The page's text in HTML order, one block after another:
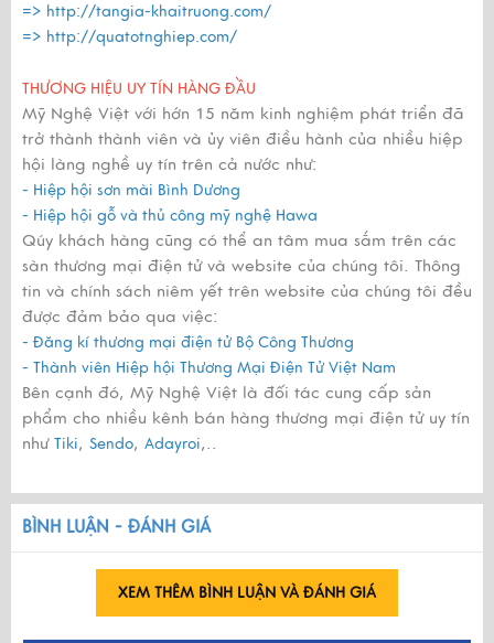
=> http://tangia-khaitruong.com/
=> http://quatotnghiep.com/
THƯƠNG HIỆU UY TÍN HÀNG ĐẦU
Mỹ Nghệ Việt với hớn 15 năm kinh nghiệm phát triển đã
trở thành thành viên và ủy viên điều hành của nhiều hiệp
hội làng nghề uy tín trên cả nước như:
- Hiệp hội sơn mài Bình Dương
- Hiệp hội gỗ và thủ công mỹ nghệ Hawa
Qúy khách hàng cũng có thể an tâm mua sắm trên các
sàn thương mại điện tử và website của chúng tôi. Thông
tin và chính sách niêm yết trên website của chúng tôi đều
được đảm bảo qua việc:
- Đăng kí thương mại điện tử Bộ Công Thương
- Thành viên Hiệp hội Thương Mại Điện Tử Việt Nam
Bên cạnh đó, Mỹ Nghệ Việt là đối tác cung cấp sản
phẩm cho nhiều kênh bán hàng thương mại điện tử uy tín
như Tiki, Sendo, Adayroi,..
BÌNH LUẬN - ĐÁNH GIÁ
XEM THÊM BÌNH LUẬN VÀ ĐÁNH GIÁ